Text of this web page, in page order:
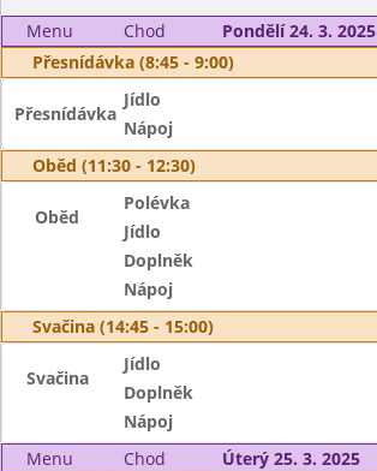
Menu Chod
Pondělí 24. 3. 2025
Přesnídávka (8:45 - 9:00)
Přesnídávka
Jídlo
Nápoj
Oběd (11:30 - 12:30)
Oběd
Polévka
Jídlo
Doplněk
Nápoj
Svačina (14:45 - 15:00)
Svačina
Jídlo
Doplněk
Nápoj
Menu
Chod
Úterý 25. 3. 2025